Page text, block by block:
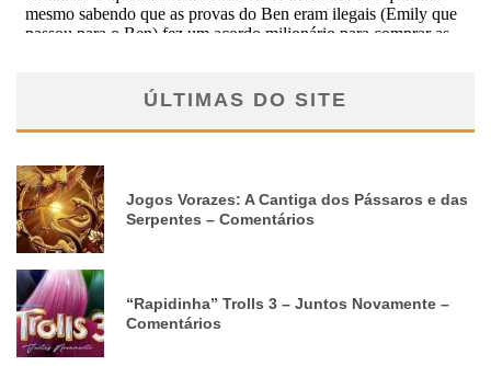
ÚLTIMAS DO SITE
Jogos Vorazes: A Cantiga dos Pássaros e das
Serpentes – Comentários
“Rapidinha” Trolls 3 – Juntos Novamente –
Comentários